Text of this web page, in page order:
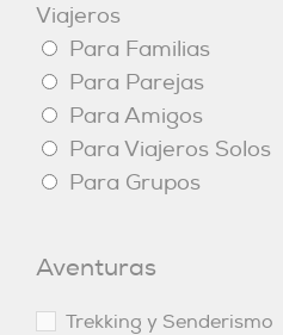
Viajeros
Para Familias
Para Parejas
Para Amigos
Para Viajeros Solos
Para Grupos
Aventuras
Trekking y Senderismo